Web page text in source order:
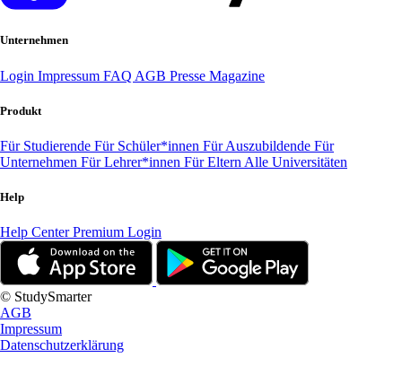
Unternehmen
Login Impressum FAQ AGB Presse Magazine
Produkt
Für Studierende Für Schüler*innen Für Auszubildende Für
Unternehmen Für Lehrer*innen Für Eltern Alle Universitäten
Help
Help CenterPremium Login
© StudySmarter
AGB
Impressum
Datenschutzerklärung